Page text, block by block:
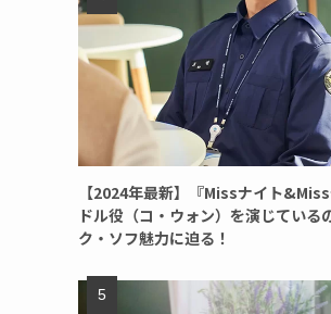
【2024年最新】『Missナイト
ドル役（コ・ウォン）を演じている
ク・ソフ魅力に迫る！